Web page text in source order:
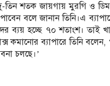
শতক জায়গায় মুরগি ও ডিম
বলে জানান তিনি।এ
ব্যয় হচ্ছে ৭০ শতাংশ। তাই
কমানোর ব্যাপারে তিনি বলেন,
চলছে।’